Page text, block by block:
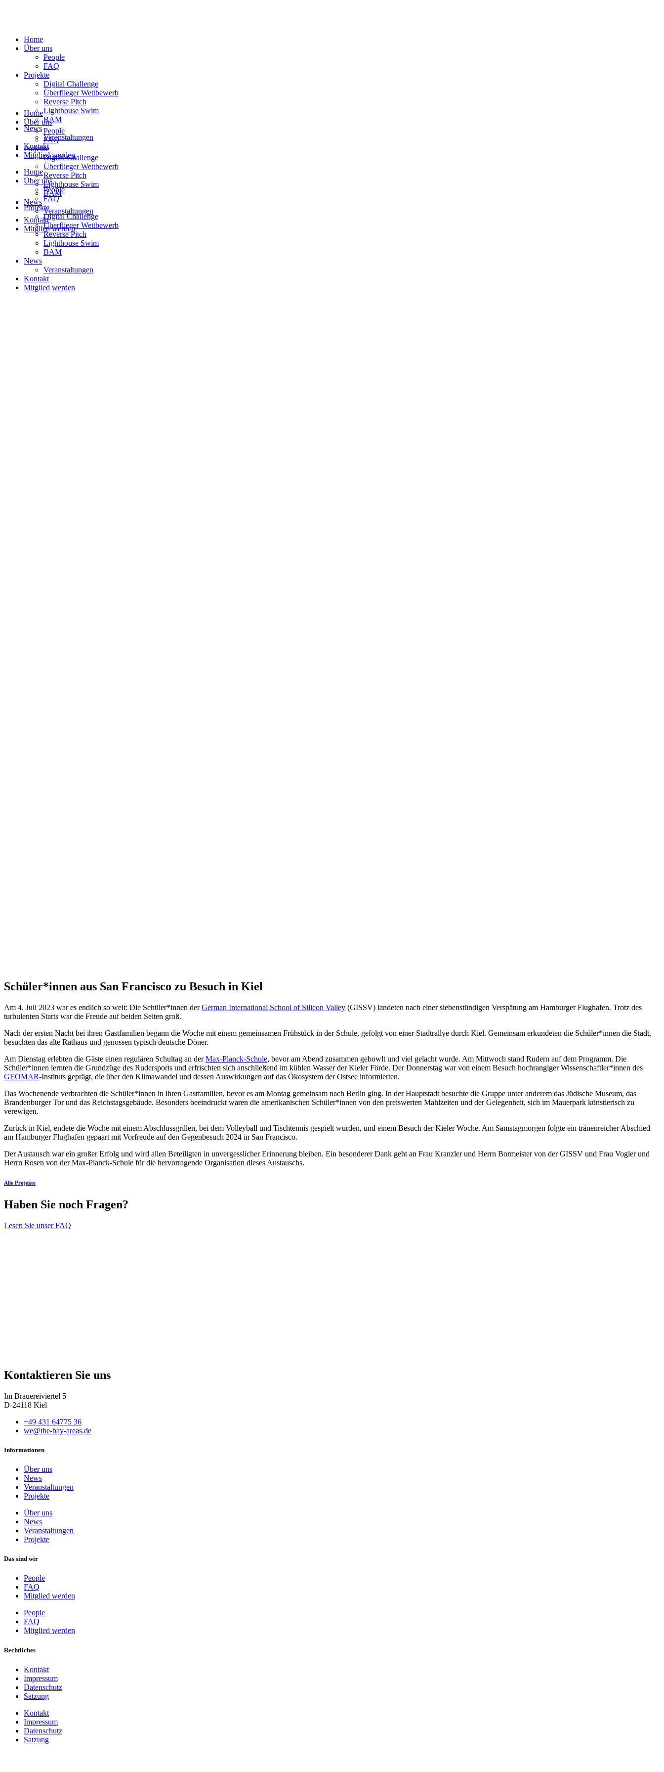
Home
Über uns
People
FAQ
Projekte
Digital Challenge
Überflieger Wettbewerb
Reverse Pitch
Lighthouse Swim
BAM
News
Veranstaltungen
Kontakt
Mitglied werden
Home
Über uns
People
FAQ
Projekte
Digital Challenge
Überflieger Wettbewerb
Reverse Pitch
Lighthouse Swim
BAM
News
Veranstaltungen
Kontakt
Mitglied werden
Home
Über uns
People
FAQ
Projekte
Digital Challenge
Überflieger Wettbewerb
Reverse Pitch
Lighthouse Swim
BAM
News
Veranstaltungen
Kontakt
Mitglied werden
Schüler*innen aus San Francisco zu Besuch in Kiel
Am 4. Juli 2023 war es endlich so weit: Die Schüler*innen derGerman International School of Silicon Valley (GISSV) landeten nach einer siebenstündigen Verspätung am Hamburger Flughafen. Trotz des
turbulenten Starts war die Freude auf beiden Seiten groß.
Nach der ersten Nacht bei ihren Gastfamilien begann die Woche mit einem gemeinsamen Frühstück in der Schule, gefolgt von einer Stadtrallye durch Kiel. Gemeinsam erkundeten die Schüler*innen die Stadt,
besuchten das alte Rathaus und genossen typisch deutsche Döner.
Am Dienstag erlebten die Gäste einen regulären Schultag an derMax-Planck-Schule, bevor am Abend zusammen gebowlt und viel gelacht wurde. Am Mittwoch stand Rudern auf dem Programm. Die
Schüler*innen lernten die Grundzüge des Rudersports und erfrischten sich anschließend im kühlen Wasser der Kieler Förde. Der Donnerstag war von einem Besuch hochrangiger Wissenschaftler*innen des
GEOMAR-Instituts geprägt, die über den Klimawandel und dessen Auswirkungen auf das Ökosystem der Ostsee informierten.
Das Wochenende verbrachten die Schüler*innen in ihren Gastfamilien, bevor es am Montag gemeinsam nach Berlin ging. In der Hauptstadt besuchte die Gruppe unter anderem das Jüdische Museum, das
Brandenburger Tor und das Reichstagsgebäude. Besonders beeindruckt waren die amerikanischen Schüler*innen von den preiswerten Mahlzeiten und der Gelegenheit, sich im Mauerpark künstlerisch zu
verewigen.
Zurück in Kiel, endete die Woche mit einem Abschlussgrillen, bei dem Volleyball und Tischtennis gespielt wurden, und einem Besuch der Kieler Woche. Am Samstagmorgen folgte ein tränenreicher Abschied
am Hamburger Flughafen gepaart mit Vorfreude auf den Gegenbesuch 2024 in San Francisco.
Der Austausch war ein großer Erfolg und wird allen Beteiligten in unvergesslicher Erinnerung bleiben. Ein besonderer Dank geht an Frau Kranzler und Herrn Bormeister von der GISSV und Frau Vogler und
Herrn Rosen von der Max-Planck-Schule für die hervorragende Organisation dieses Austauschs.
Alle Projekte
Haben Sie noch Fragen?
Lesen Sie unser FAQ
Kontaktieren Sie uns
Im Brauereiviertel 5
D-24118 Kiel
+49 431 64775 36
we@the-bay-areas.de
Informationen
Über uns
News
Veranstaltungen
Projekte
Über uns
News
Veranstaltungen
Projekte
Das sind wir
People
FAQ
Mitglied werden
People
FAQ
Mitglied werden
Rechtliches
Kontakt
Impressum
Datenschutz
Satzung
Kontakt
Impressum
Datenschutz
Satzung